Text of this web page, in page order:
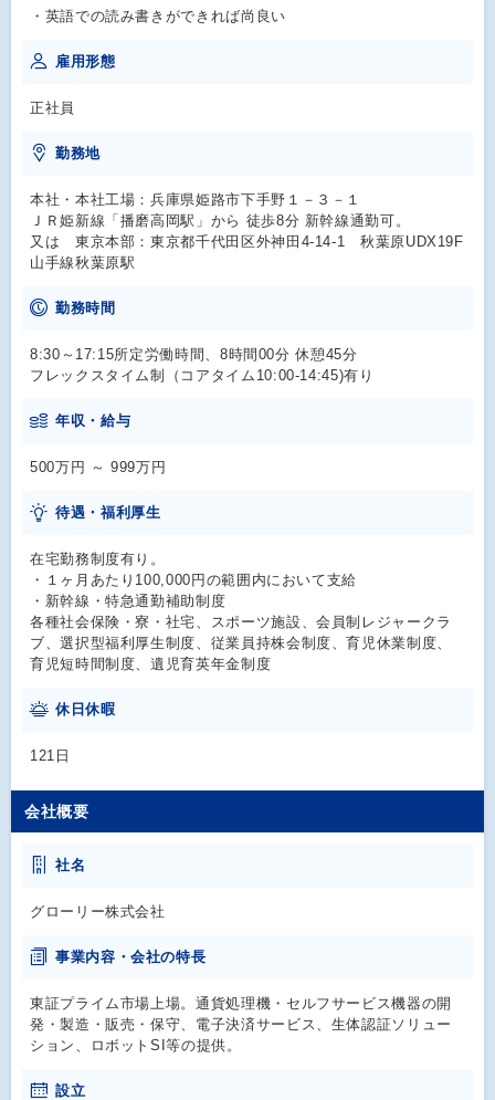
・英語での読み書きができれば尚良い
雇用形態
正社員
勤務地
本社・本社工場：兵庫県姫路市下手野１－３－１
ＪＲ姫新線「播磨高岡駅」から 徒歩8分 新幹線通勤可。
又は 東京本部：東京都千代田区外神田4-14-1 秋葉原UDX19F
山手線秋葉原駅
勤務時間
8:30～17:15所定労働時間、8時間00分 休憩45分
フレックスタイム制（コアタイム10:00-14:45)有り
年収・給与
500万円 ～ 999万円
待遇・福利厚生
在宅勤務制度有り。
・１ヶ月あたり100,000円の範囲内において支給
・新幹線・特急通勤補助制度
各種社会保険・寮・社宅、スポーツ施設、会員制レジャークラ
ブ、選択型福利厚生制度、従業員持株会制度、育児休業制度、
育児短時間制度、遺児育英年金制度
休日休暇
121日
会社概要
社名
グローリー株式会社
事業内容・会社の特長
東証プライム市場上場。通貨処理機・セルフサービス機器の開
発・製造・販売・保守、電子決済サービス、生体認証ソリュー
ション、ロボットSI等の提供。
設立